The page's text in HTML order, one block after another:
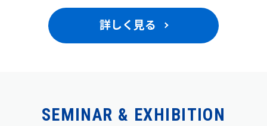
詳しく見る
SEMINAR & EXHIBITION